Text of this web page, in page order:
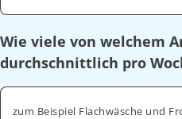
Wie viele von welchem
durchschnittlich pro
zum Beispiel Flachwäsche und